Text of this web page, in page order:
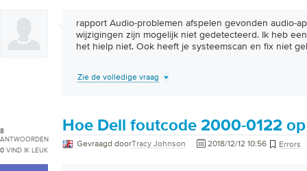
rapport Audio-problemen afspelen gevonden audio-
wijzigingen zijn mogelijk niet gedetecteerd. Ik heb
het hielp niet. Ook heeft je systeemscan en fix niet
Zie de volledige vraag
8
ANTWOORDEN
0 VIND IK LEUK
Hoe Dell foutcode 2000-0122
Gevraagd doorTracy Johnson 2018/12/12 10:56 Errors